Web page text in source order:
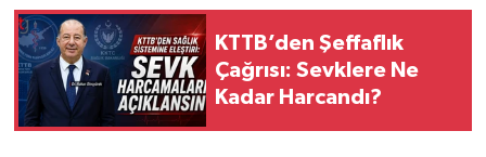
KTTB’den Şeffaflık
Çağrısı: Sevklere Ne
Kadar Harcandı?